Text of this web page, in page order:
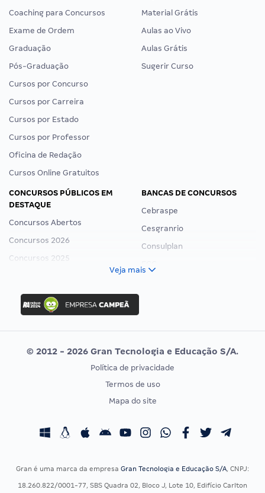
Coaching para Concursos
Exame de Ordem
Graduação
Pós-Graduação
Cursos por Concurso
Cursos por Carreira
Cursos por Estado
Cursos por Professor
Oficina de Redação
Cursos Online Gratuitos
Material Grátis
Aulas ao Vivo
Aulas Grátis
Sugerir Curso
CONCURSOS PÚBLICOS EM
DESTAQUE
Concursos Abertos
Concursos 2026
Concursos 2025
Concurso Ibama
Concurso MPU
Editais publicados
BANCAS DE CONCURSOS
Cebraspe
Cesgranrio
Consulplan
Vunesp
CONCURSOS POR PROFISSÃO
Concursos Fiscais
EXAME DE ORDEM
Calendário OAB
Veja mais
© 2012 - 2026 Gran Tecnologia e Educação S/A.
Política de privacidade
Termos de uso
Mapa do site
Gran é uma marca da empresa Gran Tecnologia e Educação S/A, CNPJ:
18.260.822/0001-77, SBS Quadra 02, Bloco J, Lote 10, Edifício Carlton